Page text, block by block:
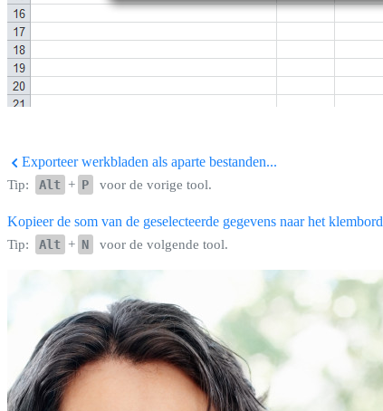
Exporteer werkbladen als aparte bestanden...
Tip: Alt + P voor de vorige tool.
Kopieer de som van de geselecteerde gegevens naar het klembord
Tip: Alt + N voor de volgende tool.